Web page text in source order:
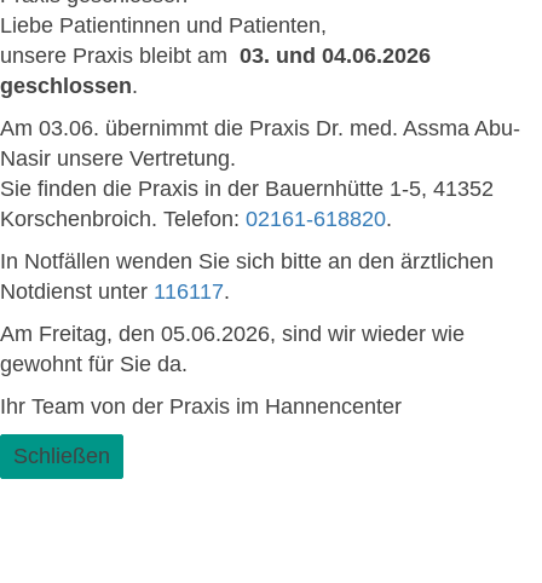
Liebe Patientinnen und Patienten,
unsere Praxis bleibt am 03. und 04.06.2026
geschlossen.
Am 03.06. übernimmt die Praxis Dr. med. Assma Abu-
Nasir unsere Vertretung.
Sie finden die Praxis in der Bauernhütte 1-5, 41352
Korschenbroich. Telefon: 02161-618820.
In Notfällen wenden Sie sich bitte an den ärztlichen
Notdienst unter 116117.
Am Freitag, den 05.06.2026, sind wir wieder wie
gewohnt für Sie da.
Ihr Team von der Praxis im Hannencenter
Schließen